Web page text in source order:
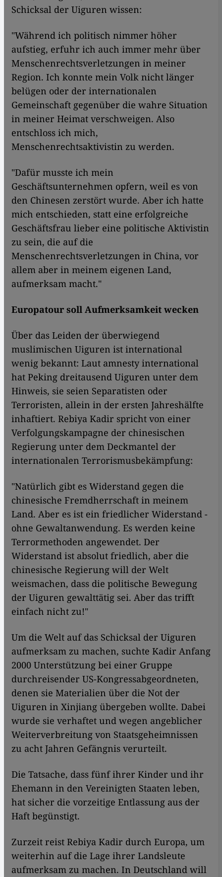
Schicksal der Uiguren wissen:
"Während ich politisch nimmer höher
aufstieg, erfuhr ich auch immer mehr über
Menschenrechtsverletzungen in meiner
Region. Ich konnte mein Volk nicht länger
belügen oder der internationalen
Gemeinschaft gegenüber die wahre Situation
in meiner Heimat verschweigen. Also
entschloss ich mich,
Menschenrechtsaktivistin zu werden.
"Dafür musste ich mein
Geschäftsunternehmen opfern, weil es von
den Chinesen zerstört wurde. Aber ich hatte
mich entschieden, statt eine erfolgreiche
Geschäftsfrau lieber eine politische Aktivistin
zu sein, die auf die
Menschenrechtsverletzungen in China, vor
allem aber in meinem eigenen Land,
aufmerksam macht."
Europatour soll Aufmerksamkeit wecken
Über das Leiden der überwiegend
muslimischen Uiguren ist international
wenig bekannt: Laut amnesty international
hat Peking dreitausend Uiguren unter dem
Hinweis, sie seien Separatisten oder
Terroristen, allein in der ersten Jahreshälfte
inhaftiert. Rebiya Kadir spricht von einer
Verfolgungskampagne der chinesischen
Regierung unter dem Deckmantel der
internationalen Terrorismusbekämpfung:
"Natürlich gibt es Widerstand gegen die
chinesische Fremdherrschaft in meinem
Land. Aber es ist ein friedlicher Widerstand -
ohne Gewaltanwendung. Es werden keine
Terrormethoden angewendet. Der
Widerstand ist absolut friedlich, aber die
chinesische Regierung will der Welt
weismachen, dass die politische Bewegung
der Uiguren gewalttätig sei. Aber das trifft
einfach nicht zu!"
Um die Welt auf das Schicksal der Uiguren
aufmerksam zu machen, suchte Kadir Anfang
2000 Unterstützung bei einer Gruppe
durchreisender US-Kongressabgeordneten,
denen sie Materialien über die Not der
Uiguren in Xinjiang übergeben wollte. Dabei
wurde sie verhaftet und wegen angeblicher
Weiterverbreitung von Staatsgeheimnissen
zu acht Jahren Gefängnis verurteilt.
Die Tatsache, dass fünf ihrer Kinder und ihr
Ehemann in den Vereinigten Staaten leben,
hat sicher die vorzeitige Entlassung aus der
Haft begünstigt.
Zurzeit reist Rebiya Kadir durch Europa, um
weiterhin auf die Lage ihrer Landsleute
aufmerksam zu machen. In Deutschland will